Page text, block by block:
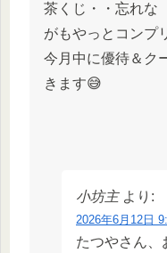
茶くじ・・忘れな
がもやっとコンプ
今月中に優待＆ク
きます😅
小坊主 より:
2026年6月12日
たつやさん、